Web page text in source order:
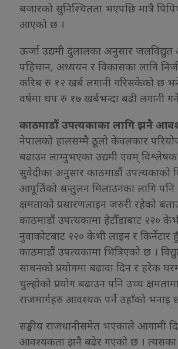
बजारको सुनिश्चितता भएपछि मात्रै
आएको छ ।
ऊर्जा उद्यमी दुलालका अनुसार
पहिचान, अध्ययन र विकासका लागि
करिब रु १२ खर्ब लगानी गरिसकेको छ
वर्षमा थप रु १७ खर्बभन्दा बढी लगानी
काठमाडौं उपत्यकाका लागि झनै
नेपालको हालसम्मै ठूलो केवलकार
बढाउन लाग्नुभएका उद्यमी एवम्
सुवेदीका अनुसार काठमाडौं उपत्यकाको
आपूर्तिको सन्तुलन मिलाउनका लागि
क्षमताको प्रसारणलाइन जरुरी रहेको
काठमाडौं उपत्यकामा हेटौँडाबाट २२०
नुवाकोटबाट २२० केभी लाइन र किर्नेटार
काठमाडौं उपत्यकामा भित्रिएको छ ।
साधनको प्रयोगमा बढावा दिन र हरेक
चुल्होको प्रयोग बढाउन पनि उच्च
राजमार्गहरु आवश्यक पर्ने उहाँको भनाइ
सङ्घीय राजधानीसमेत भएकाले आगामी
आवश्यकता झनै बढेर गएको छ । त्यसका